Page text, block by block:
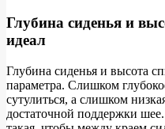
Глубина сиденья и
идеал
Глубина сиденья и высота
параметра. Слишком
сутулиться, а слишком
достаточной поддержки